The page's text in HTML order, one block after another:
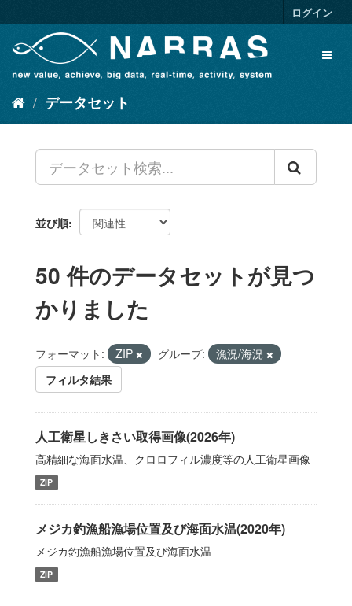
キ
ログイン
データセット
並び順
50 件のデータセットが見つ
かりました
フォーマット: ZIP グループ:
漁況/海況
フィルタ結果
人工衛星しきさい取得画像(2026年)
高精細な海面水温、クロロフィル濃度等の人工衛星画像
ZIP
メジカ釣漁船漁場位置及び海面水温(2020年)
メジカ釣漁船漁場位置及び海面水温
ZIP